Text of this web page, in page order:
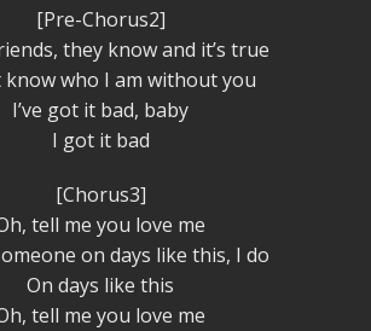
[Pre-Chorus2]
they know and it’s true
know who I am without you
I’ve got it bad, baby
I got it bad
[Chorus3]
tell me you love me
on days like this, I do
On days like this
tell me you love me